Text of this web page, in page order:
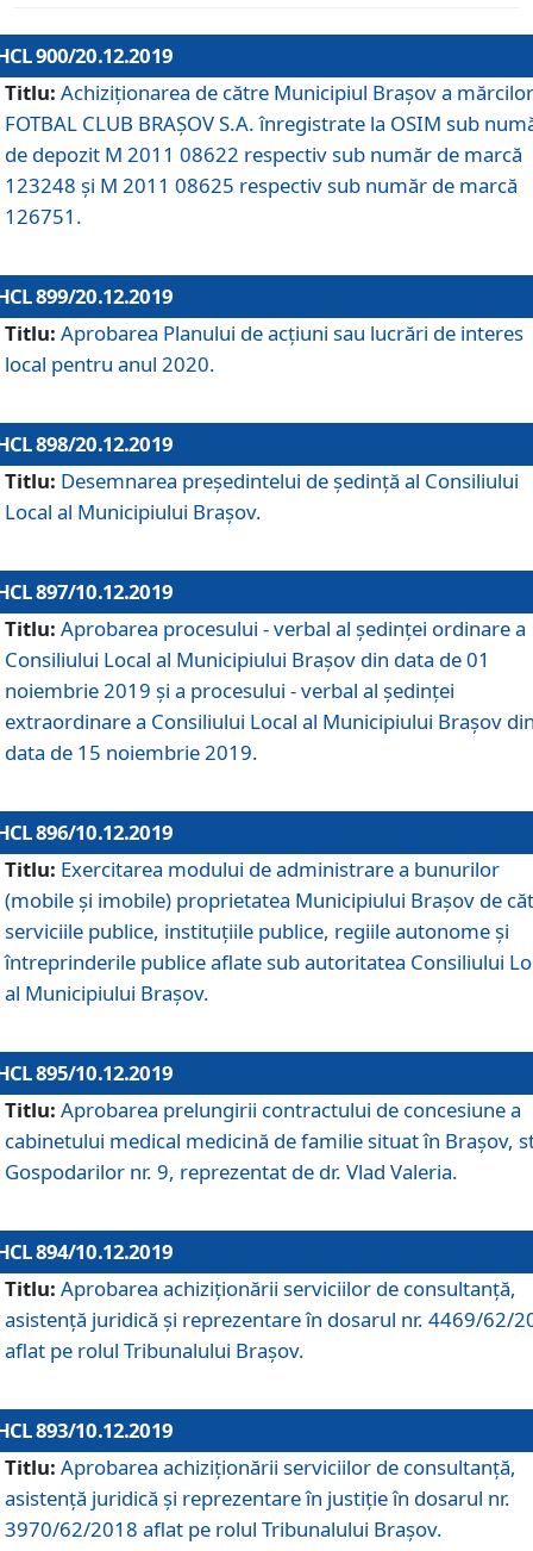
900/20.12.2019
Titlu: Achiziționarea de către Municipiul Brașov a mărcilor
FOTBAL CLUB BRAȘOV S.A. înregistrate la OSIM sub
de depozit M 2011 08622 respectiv sub număr de marcă
123248 și M 2011 08625 respectiv sub număr de marcă
126751.
899/20.12.2019
Titlu: Aprobarea Planului de acţiuni sau lucrări de interes
local pentru anul 2020.
898/20.12.2019
Titlu: Desemnarea preşedintelui de şedinţă al Consiliului
Local al Municipiului Braşov.
897/10.12.2019
Titlu: Aprobarea procesului - verbal al şedinţei ordinare a
Consiliului Local al Municipiului Brașov din data de 01
noiembrie 2019 și a procesului - verbal al ședinței
extraordinare a Consiliului Local al Municipiului Brașov
data de 15 noiembrie 2019.
896/10.12.2019
Titlu: Exercitarea modului de administrare a bunurilor
(mobile și imobile) proprietatea Municipiului Brașov de
serviciile publice, instituțiile publice, regiile autonome și
întreprinderile publice aflate sub autoritatea Consiliului
al Municipiului Brașov.
895/10.12.2019
Titlu: Aprobarea prelungirii contractului de concesiune a
cabinetului medical medicină de familie situat în Braşov,
Gospodarilor nr. 9, reprezentat de dr. Vlad Valeria.
894/10.12.2019
Titlu: Aprobarea achiziţionării serviciilor de consultanţă,
asistenţă juridică şi reprezentare în dosarul nr. 4469/62/
aflat pe rolul Tribunalului Braşov.
893/10.12.2019
Titlu: Aprobarea achiziţionării serviciilor de consultanţă,
asistenţă juridică şi reprezentare în justiţie în dosarul nr.
3970/62/2018 aflat pe rolul Tribunalului Braşov.